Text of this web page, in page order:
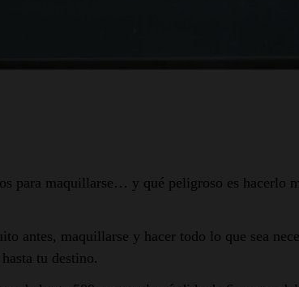
para maquillarse… y qué peligroso es hacerlo
antes, maquillarse y hacer todo lo que sea
tu destino.